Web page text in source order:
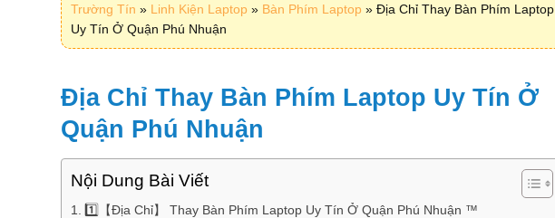
Trường Tín » Linh Kiện Laptop » Bàn Phím Laptop » Địa Chỉ Thay Bàn Phím Laptop
Uy Tín Ở Quận Phú Nhuận
Địa Chỉ Thay Bàn Phím Laptop Uy Tín Ở
Quận Phú Nhuận
Nội Dung Bài Viết
1️⃣【Địa Chỉ】 Thay Bàn Phím Laptop Uy Tín Ở Quận Phú Nhuận ™